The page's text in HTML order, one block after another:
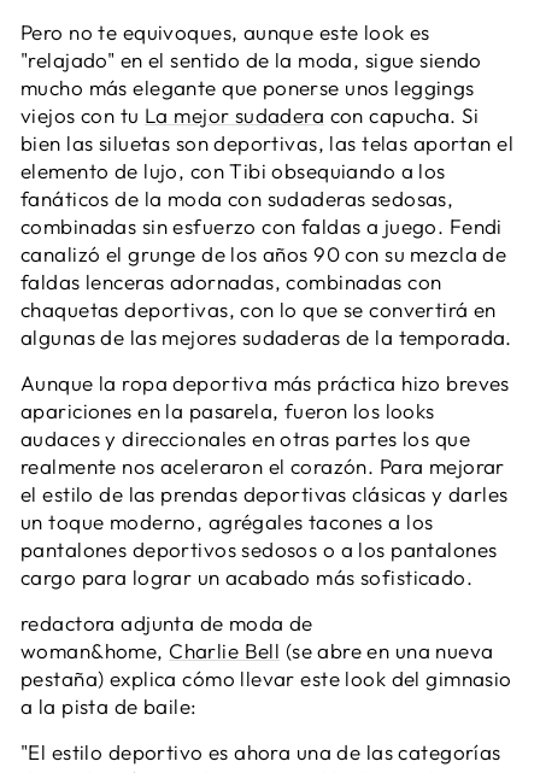
Pero no te equivoques, aunque este look es
"relajado" en el sentido de la moda, sigue siendo
mucho más elegante que ponerse unos leggings
viejos con tu La mejor sudadera con capucha. Si
bien las siluetas son deportivas, las telas aportan el
elemento de lujo, con Tibi obsequiando a los
fanáticos de la moda con sudaderas sedosas,
combinadas sin esfuerzo con faldas a juego. Fendi
canalizó el grunge de los años 90 con su mezcla de
faldas lenceras adornadas, combinadas con
chaquetas deportivas, con lo que se convertirá en
algunas de las mejores sudaderas de la temporada.
Aunque la ropa deportiva más práctica hizo breves
apariciones en la pasarela, fueron los looks
audaces y direccionales en otras partes los que
realmente nos aceleraron el corazón. Para mejorar
el estilo de las prendas deportivas clásicas y darles
un toque moderno, agrégales tacones a los
pantalones deportivos sedosos o a los pantalones
cargo para lograr un acabado más sofisticado.
redactora adjunta de moda de
woman&home, Charlie Bell (se abre en una nueva
pestaña) explica cómo llevar este look del gimnasio
a la pista de baile:
"El estilo deportivo es ahora una de las categorías